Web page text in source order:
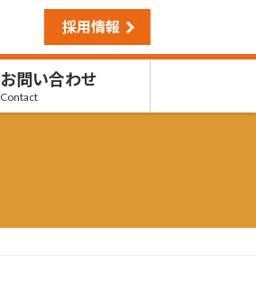
採用情報
お問い合わせ
Contact